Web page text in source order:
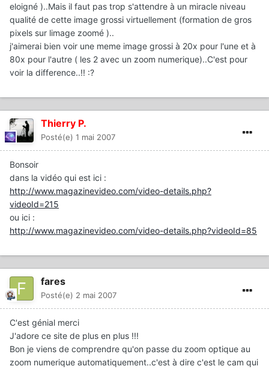
eloigné )..Mais il faut pas trop s'attendre à un miracle niveau
qualité de cette image grossi virtuellement (formation de gros
pixels sur limage zoomé )..
j'aimerai bien voir une meme image grossi à 20x pour l'une et à
80x pour l'autre ( les 2 avec un zoom numerique)..C'est pour
voir la difference..!! :?
Thierry P.
Posté(e) 1 mai 2007
Bonsoir
dans la vidéo qui est ici :
http://www.magazinevideo.com/video-details.php?
videoId=215
ou ici :
http://www.magazinevideo.com/video-details.php?videoId=85
fares
Posté(e) 2 mai 2007
C'est génial merci
J'adore ce site de plus en plus !!!
Bon je viens de comprendre qu'on passe du zoom optique au
zoom numerique automatiquement..c'est à dire c'est le cam qui